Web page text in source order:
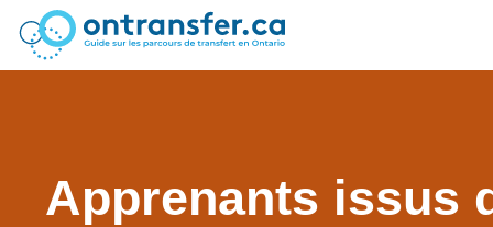
Apprenants issus